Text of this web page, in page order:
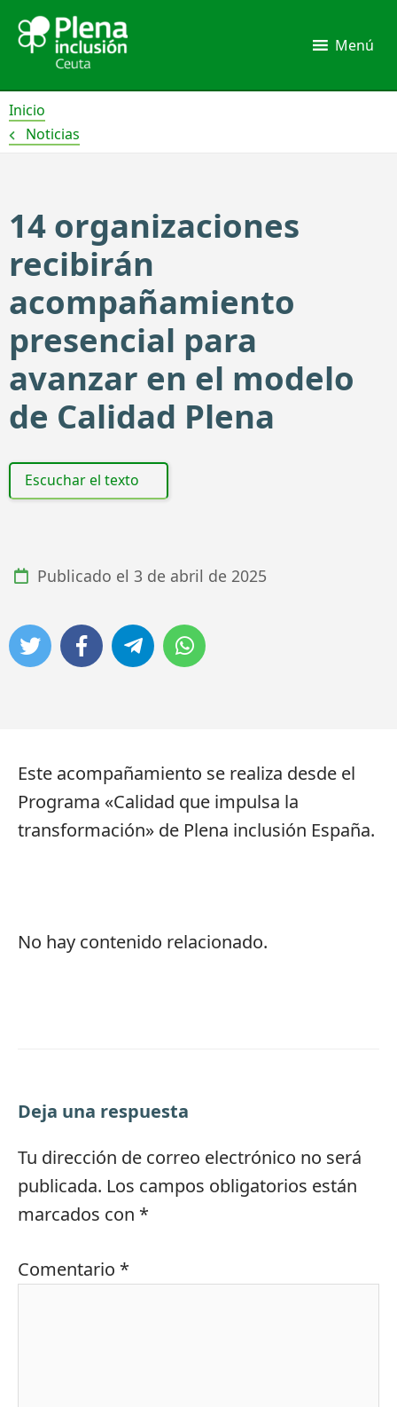
contenido
Menú
Inicio
Noticias
14 organizaciones
recibirán
acompañamiento
presencial para
avanzar en el modelo
de Calidad Plena
Escuchar el texto
Publicado el 3 de abril de 2025
Este acompañamiento se realiza desde el
Programa «Calidad que impulsa la
transformación» de Plena inclusión España.
No hay contenido relacionado.
Deja una respuesta
Tu dirección de correo electrónico no será
publicada. Los campos obligatorios están
marcados con *
Comentario *